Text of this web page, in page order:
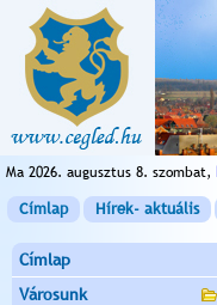
Ma 2026. augusztus 8. szombat,
Címlap Hírek- aktuális
Címlap
Városunk